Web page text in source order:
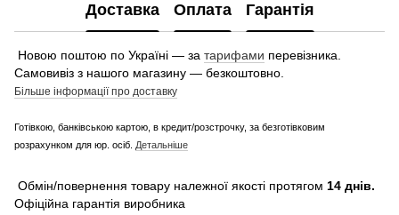
Доставка Оплата Гарантія
Новою поштою по Україні — за тарифами перевізника.
Самовивіз з нашого магазину — безкоштовно.
Більше інформації про доставку
Готівкою, банківською картою, в кредит/розстрочку, за безготівковим
розрахунком для юр. осіб. Детальніше
Обмін/повернення товару належної якості протягом 14 днів.
Офіційна гарантія виробника